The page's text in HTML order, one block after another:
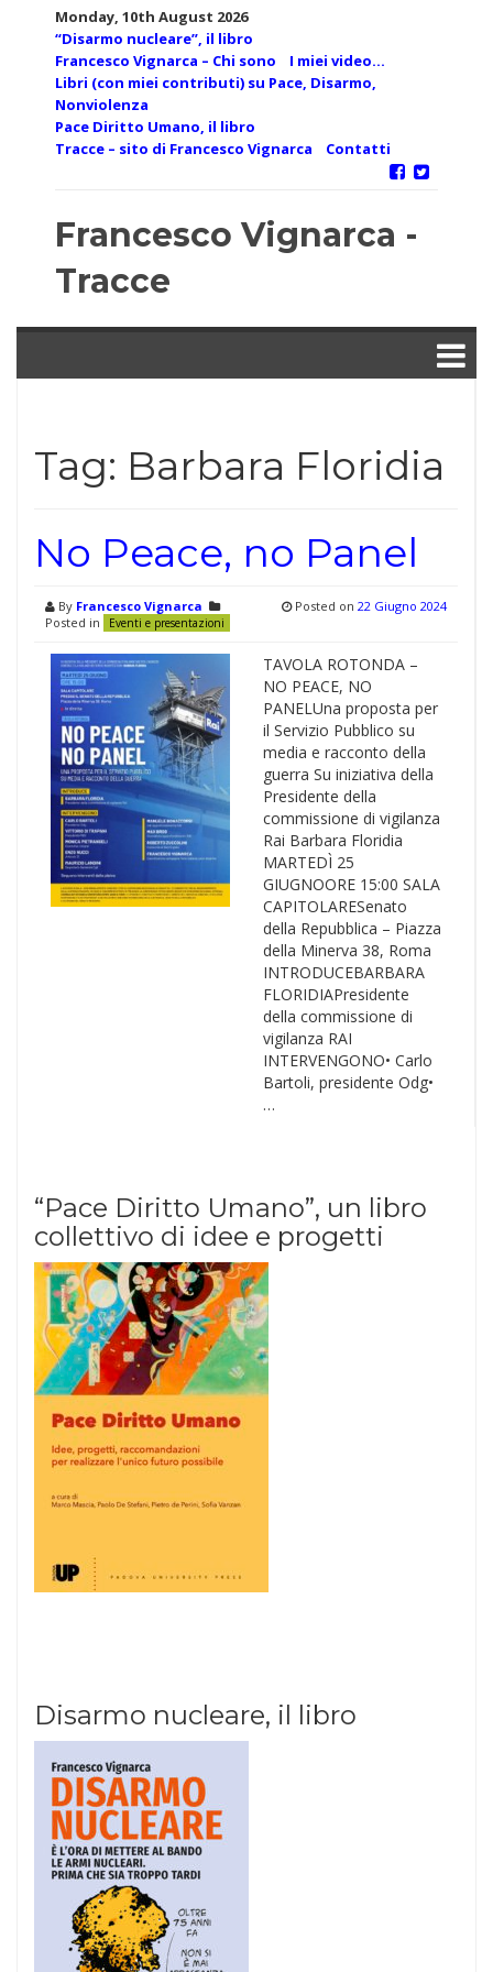
Monday, 10th August 2026
“Disarmo nucleare”, il libro
Francesco Vignarca – Chi sono
I miei video…
Libri (con miei contributi) su Pace, Disarmo,
Nonviolenza
Pace Diritto Umano, il libro
Tracce – sito di Francesco Vignarca
Contatti
Francesco Vignarca -
Tracce
Tag: Barbara Floridia
No Peace, no Panel
By Francesco Vignarca
Posted in
Eventi e presentazioni
Posted on 22 Giugno 2024
TAVOLA ROTONDA –
NO PEACE, NO
PANELUna proposta per
il Servizio Pubblico su
media e racconto della
guerra Su iniziativa della
Presidente della
commissione di vigilanza
Rai Barbara Floridia
MARTEDÌ 25
GIUGNOORE 15:00 SALA
CAPITOLARESenato
della Repubblica – Piazza
della Minerva 38, Roma
INTRODUCEBARBARA
FLORIDIAPresidente
della commissione di
vigilanza RAI
INTERVENGONO•⁠ ⁠Carlo
Bartoli, presidente Odg•⁠
…
“Pace Diritto Umano”, un libro
collettivo di idee e progetti
Disarmo nucleare, il libro